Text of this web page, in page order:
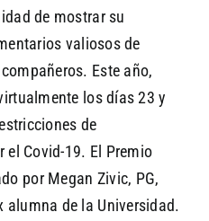
de mostrar su
valiosos de
Este año,
los días 23 y
de
Covid-19. El Premio
por Megan Zivic, PG,
alumna de la Universidad.